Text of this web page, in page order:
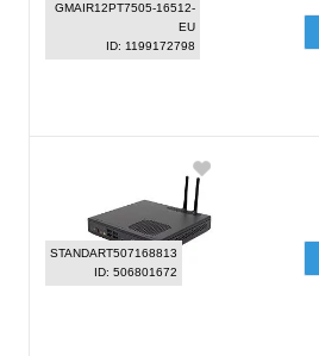
GMAIR12PT7505-16512-
EU
ID: 1199172798
STANDART507168813
ID: 506801672